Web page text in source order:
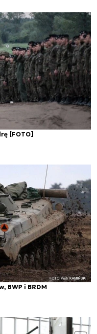
[FOTO]
BWP i BRDM